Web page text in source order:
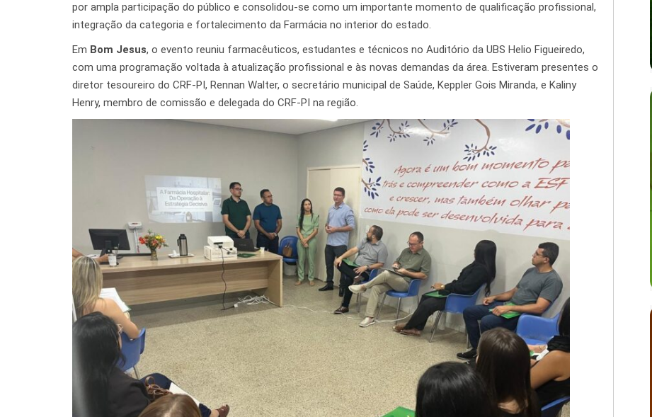
por ampla participação do público e consolidou-se como um importante momento de qualificação profissional,
integração da categoria e fortalecimento da Farmácia no interior do estado.
Em Bom Jesus, o evento reuniu farmacêuticos, estudantes e técnicos no Auditório da UBS Helio Figueiredo,
com uma programação voltada à atualização profissional e às novas demandas da área. Estiveram presentes o
diretor tesoureiro do CRF-PI, Rennan Walter, o secretário municipal de Saúde, Keppler Gois Miranda, e Kaliny
Henry, membro de comissão e delegada do CRF-PI na região.